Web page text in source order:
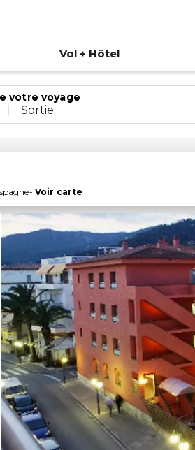
Vol + Hôtel
votre voyage
Sortie
- Voir carte